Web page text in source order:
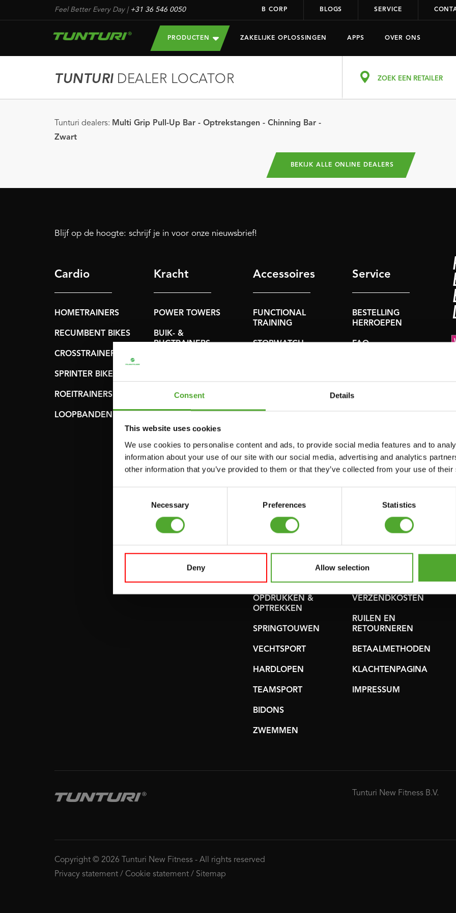
Consent Details
This website uses cookies
We use cookies to personalise content and ads, to provide social media features and to
information about your use of our site with our social media, advertising and analytics
other information that you’ve provided to them or that they’ve collected from your use of
Necessary Preferences Statistics
Deny Allow selection
Feel Better Every Day| +31 36 546 0050 B CORP BLOGS SERVICE
PRODUCTEN ZAKELIJKE OPLOSSINGEN APPS OVER ONS
TUNTURIDEALER LOCATOR ZOEK EEN RETAILER
Tunturi dealers: Multi Grip Pull-Up Bar - Optrekstangen - Chinning Bar -
Zwart
BEKIJK ALLE ONLINE DEALERS
Blijf op de hoogte: schrijf je in voor onze nieuwsbrief!
Cardio
HOMETRAINERS
RECUMBENT BIKES
CROSSTRAINERS
SPRINTER BIKES
ROEITRAINERS
LOOPBANDEN
Kracht
POWER TOWERS
BUIK- &
RUGTRAINERS
SMITH MACHINES
PULLEY STATIONS
VERSTELBARE
RACKS
Accessoires
FUNCTIONAL
TRAINING
STOPWATCH
YOGA & PILATES
MINIBIKES/AEROBIC
TRAINERS
HANDGRIP
OPDRUKKEN &
OPTREKKEN
SPRINGTOUWEN
VECHTSPORT
HARDLOPEN
TEAMSPORT
BIDONS
ZWEMMEN
Service
BESTELLING
HERROEPEN
FAQ
PRODUCTHANDLEIDINGEN
PROBLEEM
MELDEN
ONDERDELEN
KOPEN
GARANTIE &
LEVERING
VOORWAARDEN
VERZENDKOSTEN
RUILEN EN
RETOURNEREN
BETAALMETHODEN
KLACHTENPAGINA
IMPRESSUM
Tunturi New Fitness B.V.
Copyright © 2026 Tunturi New Fitness - All rights reserved
Privacy statement / Cookie statement / Sitemap